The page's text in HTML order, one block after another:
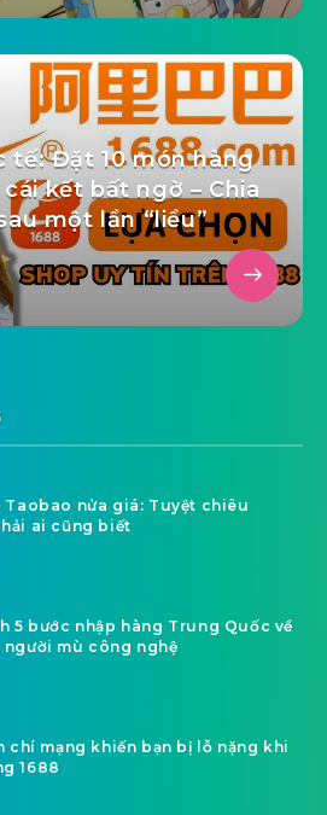
tế: Đặt 10 món hàng
kết bất ngờ – Chia
một lần “liều”
Taobao nửa giá: Tuyệt chiêu
ai cũng biết
5 bước nhập hàng Trung Quốc về
người mù công nghệ
chí mạng khiến bạn bị lỗ nặng khi
1688